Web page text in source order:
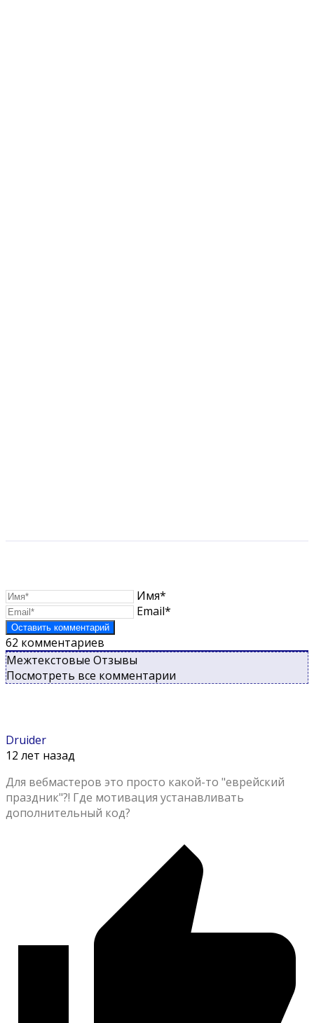
Имя*
Email*
62 комментариев
Межтекстовые Отзывы
Посмотреть все комментарии
Druider
12 лет назад
Для вебмастеров это просто какой-то "еврейский
праздник"?! Где мотивация устанавливать
дополнительный код?